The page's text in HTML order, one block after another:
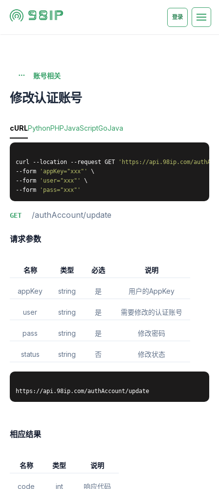
登录
账号相关
修改认证账号
cURLPythonPHPJavaScriptGoJava
curl --location --request GET
'https://api.98ip.com/
--form
'appKey="xxx"'
\
--form
'user="xxx"'
\
--form
'pass="xxx"'
GET /authAccount/update
请求参数
名称 类型 必选 说明
appKey string 是 用户的AppKey
user string 是 需要修改的认证账号
pass string 是 修改密码
status string 否 修改状态
相应结果
名称 类型 说明
code int 响应代码